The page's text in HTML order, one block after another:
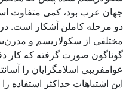
جهان عرب بود، کمی متفاوت
دو مرحله کاملن آشکار است.
مختلفی از سکولاریسم و
گوناگون صورت گرفته که کار
عوامفریبی اسلامگرایان را
این اشتباهات حداکثر استفاده